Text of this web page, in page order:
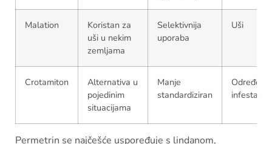
Malation
Koristan za
uši u nekim
zemljama
Selektivnija
uporaba
Uši
Crotamiton
Alternativa u
pojedinim
situacijama
Manje
standardiziran
Određene
infestacije
Permetrin se najčešće uspoređuje s lindanom,